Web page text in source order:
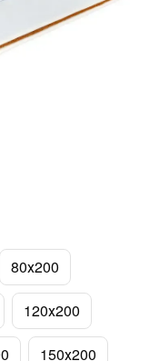
80х200
120х200
150х200